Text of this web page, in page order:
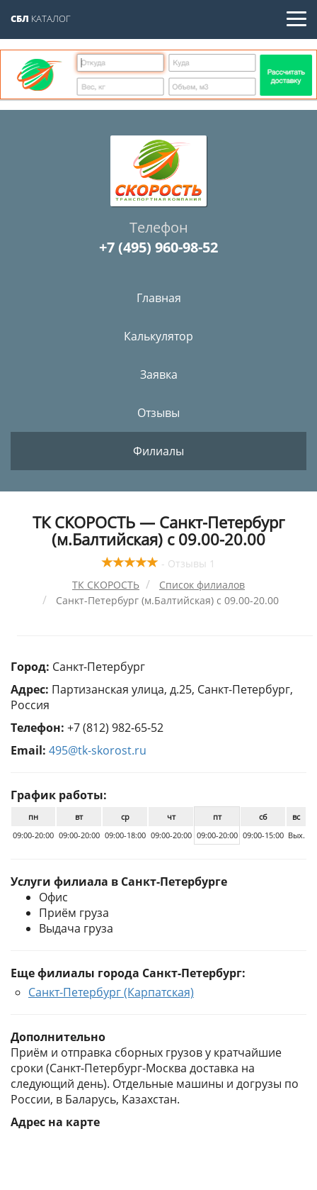
СБЛ КАТАЛОГ
Телефон
+7 (495) 960-98-52
Главная
Калькулятор
Заявка
Отзывы
Филиалы
ТК СКОРОСТЬ — Санкт-Петербург
(м.Балтийская) с 09.00-20.00
- Отзывы 1
ТК СКОРОСТЬ
Список филиалов
Санкт-Петербург (м.Балтийская) с 09.00-20.00
Город: Санкт-Петербург
Адрес: Партизанская улица, д.25, Санкт-Петербург,
Россия
Телефон: +7 (812) 982-65-52
Email: 495@tk-skorost.ru
График работы:
пн
09:00-20:00
вт
09:00-20:00
ср
09:00-18:00
чт
09:00-20:00
пт
09:00-20:00
сб
09:00-15:00
вс
Вых.
Услуги филиала в Санкт-Петербурге
Офис
Приём груза
Выдача груза
Еще филиалы города Санкт-Петербург:
Санкт-Петербург (Карпатская)
Дополнительно
Приём и отправка сборных грузов у кратчайшие
сроки (Санкт-Петербург-Москва доставка на
следующий день). Отдельные машины и догрузы по
России, в Баларусь, Казахстан.
Адрес на карте